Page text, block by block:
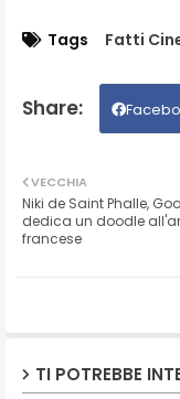
Tags Fatti
VECCHIA
Niki de Saint Phalle,
dedica un doodle
francese
TI POTREBBE